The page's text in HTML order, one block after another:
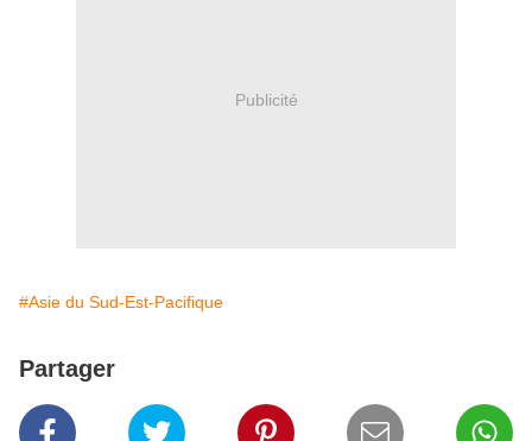
Publicité
#Asie du Sud-Est-Pacifique
Partager